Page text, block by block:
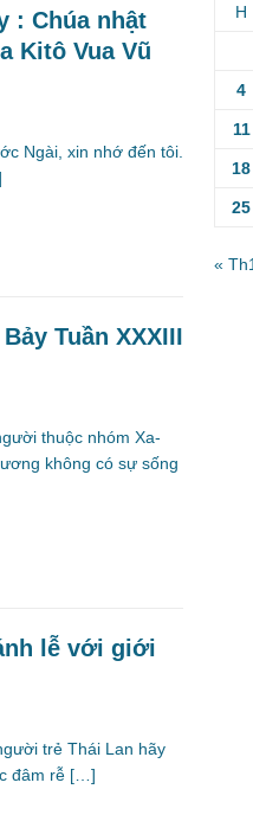
: Chúa nhật
Kitô Vua Vũ
Ngài, xin nhớ đến tôi.
Tuần XXXIII
thuộc nhóm Xa-
không có sự sống
lễ với giới
trẻ Thái Lan hãy
đâm rễ […]
H
4
11
18
25
«